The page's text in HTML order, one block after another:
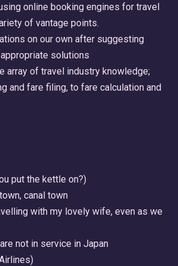
online booking engines for travel
of vantage points.
on our own after suggesting
solutions
array of travel industry knowledge;
and fare filing, to fare calculation and
put the kettle on?)
canal town
with my lovely wife, even as we
not in service in Japan